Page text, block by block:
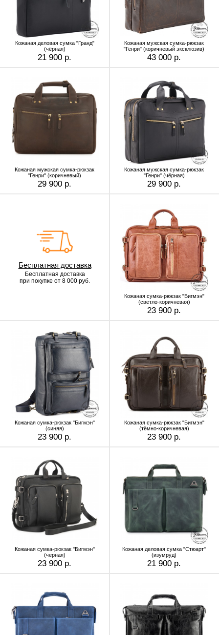
Кожаная деловая сумка "Гранд"
(чёрная)
21 900 р.
Кожаная мужская сумка-рюкзак
"Генри" (коричневый эксклюзив)
43 000 р.
Кожаная мужская сумка-рюкзак
"Генри" (коричневый)
29 900 р.
Кожаная мужская сумка-рюкзак
"Генри" (чёрная)
29 900 р.
Бесплатная доставка
Бесплатная доставка
при покупке от 8 000 руб.
Кожаная сумка-рюкзак "Бигмэн"
(светло-коричневая)
23 900 р.
Кожаная сумка-рюкзак "Бигмэн"
(синяя)
23 900 р.
Кожаная сумка-рюкзак "Бигмэн"
(тёмно-коричневая)
23 900 р.
Кожаная сумка-рюкзак "Бигмэн"
(черная)
23 900 р.
Кожаная деловая сумка "Стюарт"
(изумруд)
21 900 р.